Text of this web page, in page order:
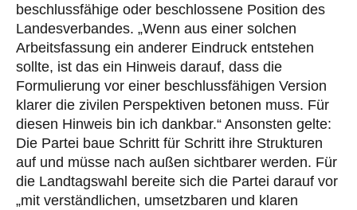
beschlussfähige oder beschlossene Position des
Landesverbandes. „Wenn aus einer solchen
Arbeitsfassung ein anderer Eindruck entstehen
sollte, ist das ein Hinweis darauf, dass die
Formulierung vor einer beschlussfähigen Version
klarer die zivilen Perspektiven betonen muss. Für
diesen Hinweis bin ich dankbar.“ Ansonsten gelte:
Die Partei baue Schritt für Schritt ihre Strukturen
auf und müsse nach außen sichtbarer werden. Für
die Landtagswahl bereite sich die Partei darauf vor
„mit verständlichen, umsetzbaren und klaren